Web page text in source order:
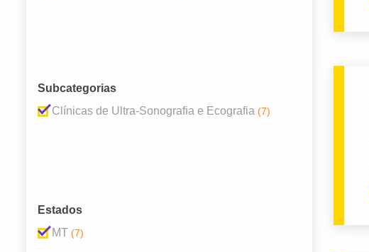
Subcategorias
Clínicas de Ultra-Sonografia e Ecografia (7)
Estados
MT (7)